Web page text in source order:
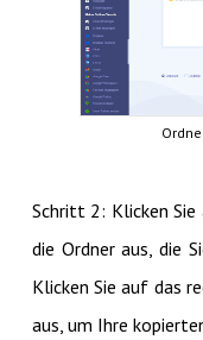
Schritt 2: Klicken
die Ordner aus, die
Klicken Sie auf das
aus, um Ihre